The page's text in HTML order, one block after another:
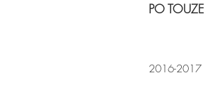
PO TOUZE
2016-2017